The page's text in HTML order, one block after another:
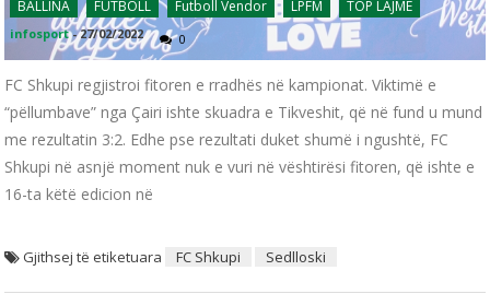
BALLINA FUTBOLL Futboll Vendor LPFM TOP LAJME
infosport -27/02/2022 0
FC Shkupi regjistroi fitoren e rradhës në kampionat. Viktimë e
“pëllumbave” nga Çairi ishte skuadra e Tikveshit, që në fund u mund
me rezultatin 3:2. Edhe pse rezultati duket shumë i ngushtë, FC
Shkupi në asnjë moment nuk e vuri në vështirësi fitoren, që ishte e
16-ta këtë edicion në
Gjithsej të etiketuara FC Shkupi Sedlloski